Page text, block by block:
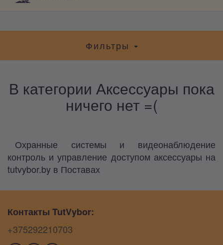
Фильтры
В категории Аксессуары пока
ничего нет =(
Охранные системы и видеонаблюдение
контроль и управление доступом аксессуары на
tutvybor.by в Поставах
Контакты TutVybor:
+375292210703